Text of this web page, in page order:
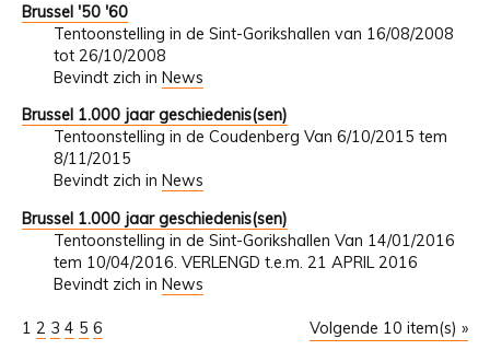
Brussel '50 '60
Tentoonstelling in de Sint-Gorikshallen van 16/08/2008
tot 26/10/2008
Bevindt zich in News
Brussel 1.000 jaar geschiedenis(sen)
Tentoonstelling in de Coudenberg Van 6/10/2015 tem
8/11/2015
Bevindt zich in News
Brussel 1.000 jaar geschiedenis(sen)
Tentoonstelling in de Sint-Gorikshallen Van 14/01/2016
tem 10/04/2016. VERLENGD t.e.m. 21 APRIL 2016
Bevindt zich in News
Volgende 10 item(s) »
1 2 3 4 5 6